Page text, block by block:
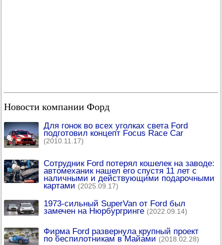
Новости компании Форд
Для гонок во всех уголках света Ford
подготовил концепт Focus Race Car
(2010.11.17)
Сотрудник Ford потерял кошелек на заводе:
автомеханик нашел его спустя 11 лет с
наличными и действующими подарочными
картами (2025.09.17)
1973-сильный SuperVan от Ford был
замечен на Нюрбургринге (2022.09.14)
Фирма Ford развернула крупный проект
по беспилотникам в Майами (2018.02.28)